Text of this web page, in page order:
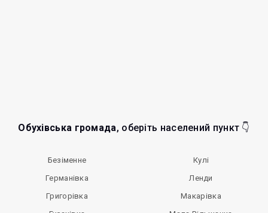
Обухівська громада, оберіть населений пункт 👇
Безіменне
Германівка
Григорівка
Кулі
Ленди
Макарівка